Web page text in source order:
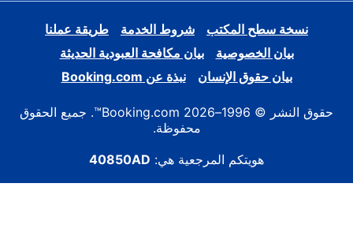
نسخة سطح المكتب شروط الخدمة
طريقة عملنا
بيان الخصوصية
بيان مكافحة العبودية الحديثة
بيان حقوق الإنسان
نبذة عن Booking.com
حقوق النشر © 1996–2026 Booking.com™. جميع الحقوق
محفوظة.
هويتكم المرجعية هي: 40850AD